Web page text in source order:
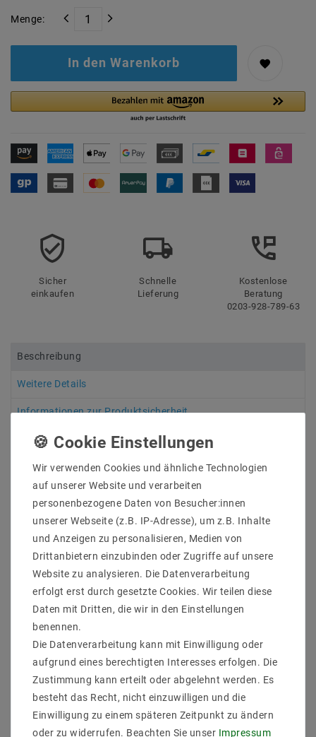
Menge:
In den Warenkorb
Sicher
einkaufen
Schnelle
Lieferung
Kostenlose
Beratung
0203-928-789-63
Beschreibung
Weitere Details
Informationen zur Produktsicherheit
Es gibt zwei Möglichkeiten, die Lampe an die Decke zu
montieren.
Sie können die Lampe sehr einfach mit einer
mitgelieferten Halterung (Federklammer) direkt
in eine entsprechende Aussparung in die Decke
einarbeiten. Selbstverständlich wird auch
hierfür das zugehörige Montagematerial
mitgeliefert. Die Federklammer, mit der die
Lampe befestigt wird, können Sie maßgerecht
justieren und somit die Einbauleuchte direkt
Beide Möglichkeiten sind schnell und einfach zu
montieren. Alle Lampen haben einen eingebauten
Magnetmontageschalter, eine flexible Abdeckung für
Wir verwenden Cookies und ähnliche Technologien
auf unserer Website und verarbeiten
personenbezogene Daten von Besucher:innen
unserer Webseite (z.B. IP-Adresse), um z.B. Inhalte
und Anzeigen zu personalisieren, Medien von
Drittanbietern einzubinden oder Zugriffe auf unsere
Website zu analysieren. Die Datenverarbeitung
erfolgt erst durch gesetzte Cookies. Wir teilen diese
Daten mit Dritten, die wir in den Einstellungen
benennen.
Die Datenverarbeitung kann mit Einwilligung oder
aufgrund eines berechtigten Interesses erfolgen. Die
Zustimmung kann erteilt oder abgelehnt werden. Es
besteht das Recht, nicht einzuwilligen und die
Einwilligung zu einem späteren Zeitpunkt zu ändern
oder zu widerrufen. Beachten Sie unser Impressum